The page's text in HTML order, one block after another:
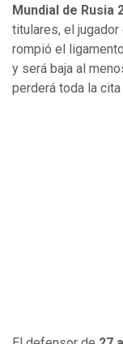
Mundial de Rusia
titulares, el jugador
rompió el
y será baja al
perderá toda la cita